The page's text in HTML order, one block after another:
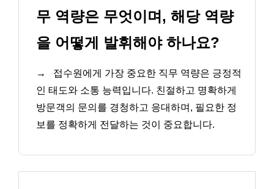
무 역량은 무엇이며, 해당 역량
을 어떻게 발휘해야 하나요?
→
접수원에게 가장 중요한 직무 역량은 긍정적
인 태도와 소통 능력입니다. 친절하고 명확하게
방문객의 문의를 경청하고 응대하며, 필요한 정
보를 정확하게 전달하는 것이 중요합니다.